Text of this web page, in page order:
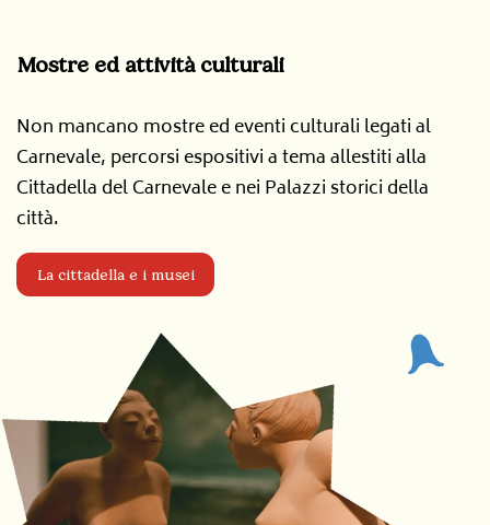
Mostre ed attività culturali
Non mancano mostre ed eventi culturali legati al
Carnevale, percorsi espositivi a tema allestiti alla
Cittadella del Carnevale e nei Palazzi storici della
città.
La cittadella e i musei